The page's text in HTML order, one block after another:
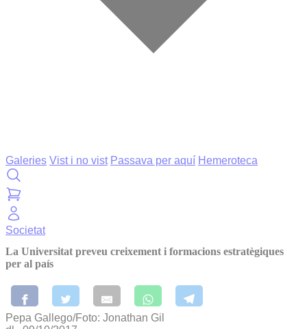
Galeries Vist i no vist Passava per aquí Hemeroteca
Societat
La Universitat preveu creixement i formacions estratègiques
per al país
Pepa Gallego/Foto: Jonathan Gil